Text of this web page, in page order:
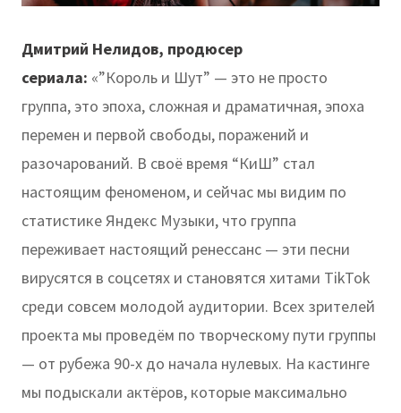
Дмитрий Нелидов, продюсер
сериала: «”Король и Шут” — это не просто
группа, это эпоха, сложная и драматичная, эпоха
перемен и первой свободы, поражений и
разочарований. В своё время “КиШ” стал
настоящим феноменом, и сейчас мы видим по
статистике Яндекс Музыки, что группа
переживает настоящий ренессанс — эти песни
вирусятся в соцсетях и становятся хитами TikTok
среди совсем молодой аудитории. Всех зрителей
проекта мы проведём по творческому пути группы
— от рубежа 90-х до начала нулевых. На кастинге
мы подыскали актёров, которые максимально